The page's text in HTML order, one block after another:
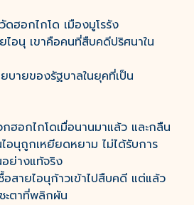
ดฮอกไกโด เมืองมูโรรัง
ไอนุ เขาคือคนที่สืบคดีปริศนาใน
ายของรัฐบาลในยุคที่เป็น
อกไกโดเมื่อนานมาแล้ว และกลืน
อนุถูกเหยียดหยาม ไม่ได้รับการ
ย่างแท้จริง
อสายไอนุก้าวเข้าไปสืบคดี แต่แล้ว
ะตาที่พลิกผัน